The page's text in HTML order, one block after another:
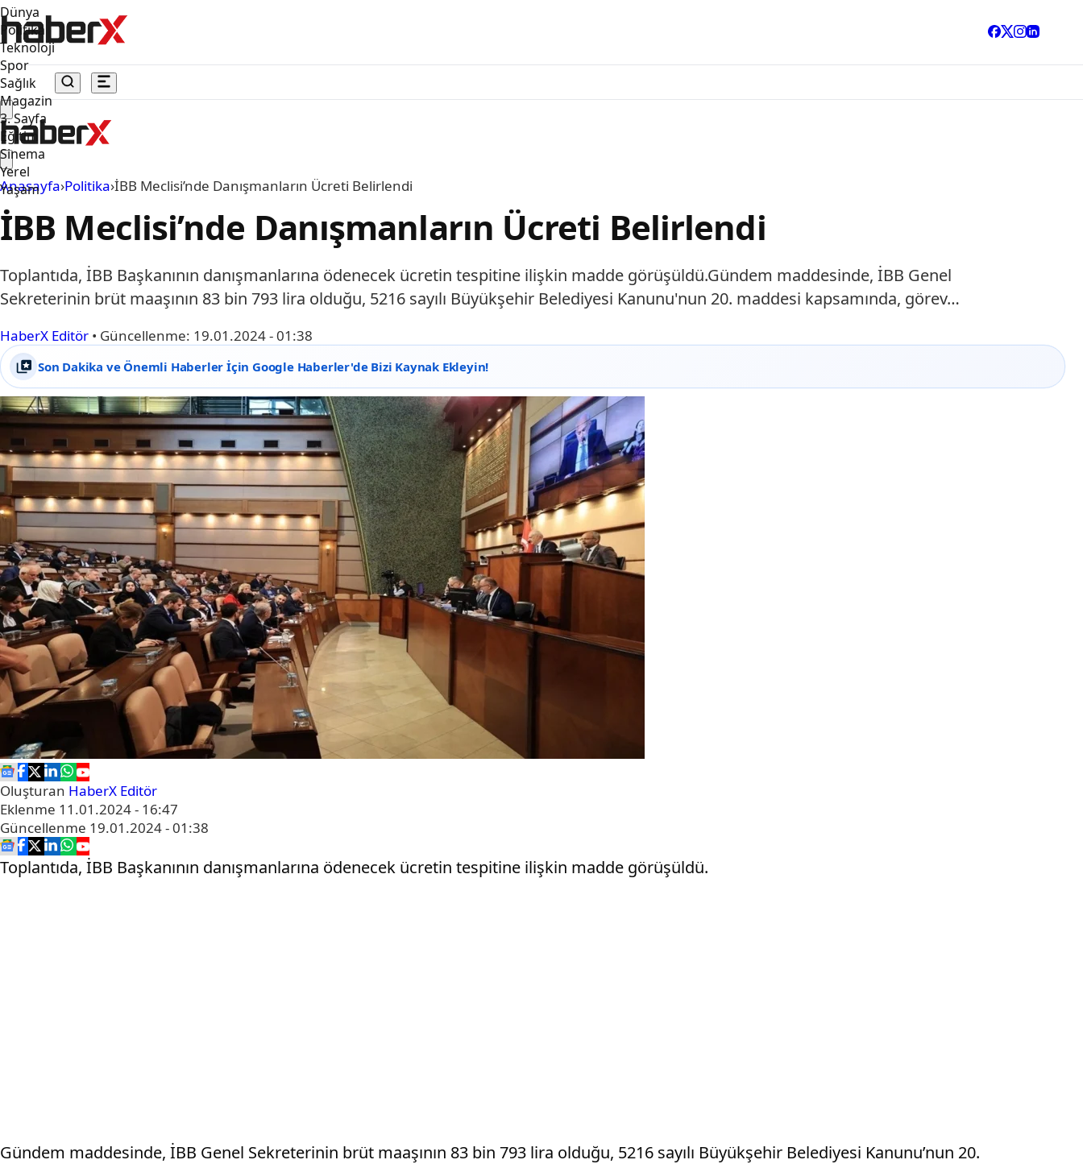
Dünya
Politika
Teknoloji
Spor
Sağlık
Magazin
3. Sayfa
Eğitim
Sinema
Yerel
Yaşam
Anasayfa›Politika›İBB Meclisi’nde Danışmanların Ücreti Belirlendi
İBB Meclisi’nde Danışmanların Ücreti Belirlendi
Toplantıda, İBB Başkanının danışmanlarına ödenecek ücretin tespitine ilişkin madde görüşüldü.Gündem maddesinde, İBB Genel
Sekreterinin brüt maaşının 83 bin 793 lira olduğu, 5216 sayılı Büyükşehir Belediyesi Kanunu'nun 20. maddesi kapsamında, görev…
HaberX Editör • Güncellenme: 19.01.2024 - 01:38
Son Dakika ve Önemli Haberler İçin Google Haberler'de Bizi Kaynak Ekleyin!
Oluşturan HaberX Editör
Eklenme 11.01.2024 - 16:47
Güncellenme 19.01.2024 - 01:38
Toplantıda, İBB Başkanının danışmanlarına ödenecek ücretin tespitine ilişkin madde görüşüldü.
Gündem maddesinde, İBB Genel Sekreterinin brüt maaşının 83 bin 793 lira olduğu, 5216 sayılı Büyükşehir Belediyesi Kanunu’nun 20.